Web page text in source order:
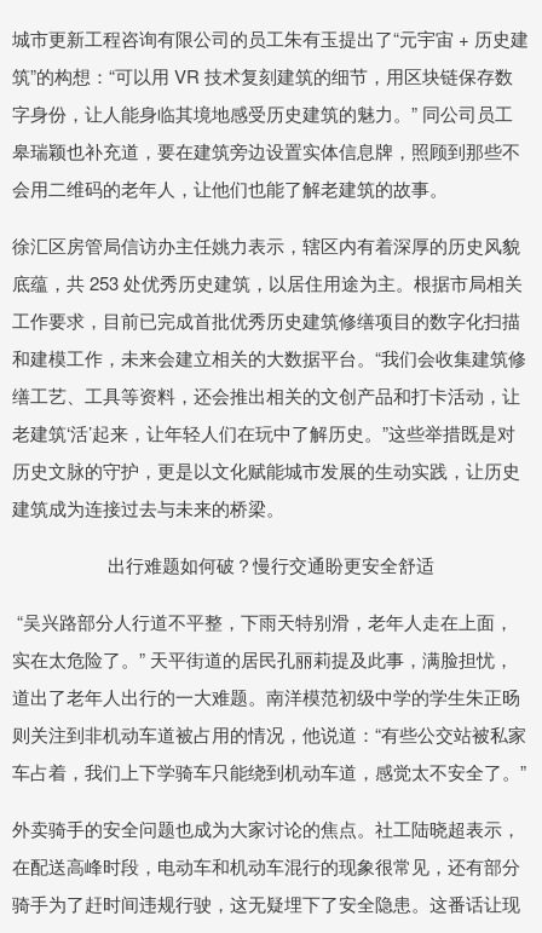
城市更新工程咨询有限公司的员工朱有玉提出了“元宇宙 + 历史建
筑”的构想：“可以用 VR 技术复刻建筑的细节，用区块链保存数
字身份，让人能身临其境地感受历史建筑的魅力。” 同公司员工
皋瑞颖也补充道，要在建筑旁边设置实体信息牌，照顾到那些不
会用二维码的老年人，让他们也能了解老建筑的故事。
徐汇区房管局信访办主任姚力表示，辖区内有着深厚的历史风貌
底蕴，共 253 处优秀历史建筑，以居住用途为主。根据市局相关
工作要求，目前已完成首批优秀历史建筑修缮项目的数字化扫描
和建模工作，未来会建立相关的大数据平台。“我们会收集建筑修
缮工艺、工具等资料，还会推出相关的文创产品和打卡活动，让
老建筑‘活’起来，让年轻人们在玩中了解历史。”这些举措既是对
历史文脉的守护，更是以文化赋能城市发展的生动实践，让历史
建筑成为连接过去与未来的桥梁。
出行难题如何破？慢行交通盼更安全舒适
“吴兴路部分人行道不平整，下雨天特别滑，老年人走在上面，
实在太危险了。” 天平街道的居民孔丽莉提及此事，满脸担忧，
道出了老年人出行的一大难题。南洋模范初级中学的学生朱正旸
则关注到非机动车道被占用的情况，他说道：“有些公交站被私家
车占着，我们上下学骑车只能绕到机动车道，感觉太不安全了。”
外卖骑手的安全问题也成为大家讨论的焦点。社工陆晓超表示，
在配送高峰时段，电动车和机动车混行的现象很常见，还有部分
骑手为了赶时间违规行驶，这无疑埋下了安全隐患。这番话让现